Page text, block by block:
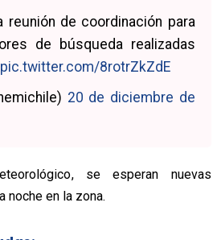
de coordinación para
de búsqueda realizadas
pic.twitter.com/8rotrZkZdE
20 de diciembre de
se esperan nuevas
noche en la zona.